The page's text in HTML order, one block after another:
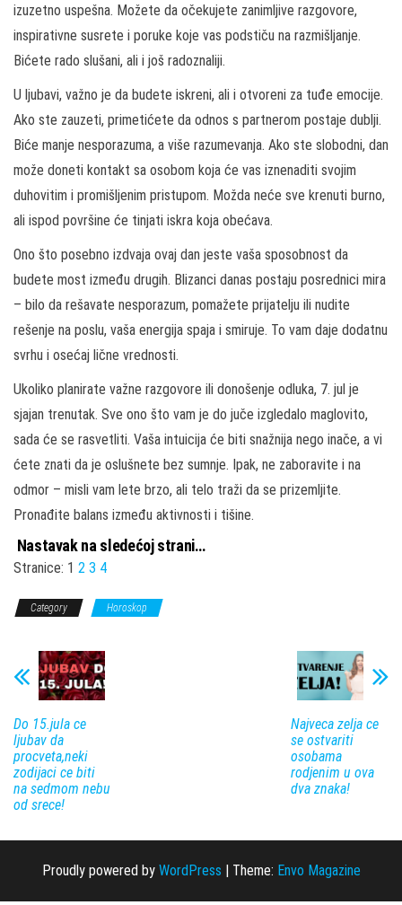
izuzetno uspešna. Možete da očekujete zanimljive razgovore,
inspirativne susrete i poruke koje vas podstiču na razmišljanje.
Bićete rado slušani, ali i još radoznaliji.
U ljubavi, važno je da budete iskreni, ali i otvoreni za tuđe emocije.
Ako ste zauzeti, primetićete da odnos s partnerom postaje dublji.
Biće manje nesporazuma, a više razumevanja. Ako ste slobodni, dan
može doneti kontakt sa osobom koja će vas iznenaditi svojim
duhovitim i promišljenim pristupom. Možda neće sve krenuti burno,
ali ispod površine će tinjati iskra koja obećava.
Ono što posebno izdvaja ovaj dan jeste vaša sposobnost da
budete most između drugih. Blizanci danas postaju posrednici mira
– bilo da rešavate nesporazum, pomažete prijatelju ili nudite
rešenje na poslu, vaša energija spaja i smiruje. To vam daje dodatnu
svrhu i osećaj lične vrednosti.
Ukoliko planirate važne razgovore ili donošenje odluka, 7. jul je
sjajan trenutak. Sve ono što vam je do juče izgledalo maglovito,
sada će se rasvetliti. Vaša intuicija će biti snažnija nego inače, a vi
ćete znati da je oslušnete bez sumnje. Ipak, ne zaboravite i na
odmor – misli vam lete brzo, ali telo traži da se prizemljite.
Pronađite balans između aktivnosti i tišine.
Nastavak na sledećoj strani…
Stranice: 1 2 3 4
Category Horoskop
Do 15.jula ce
ljubav da
procveta,neki
zodijaci ce biti
na sedmom nebu
od srece!
Najveca zelja ce
se ostvariti
osobama
rodjenim u ova
dva znaka!
Proudly powered by WordPress Theme: Envo Magazine